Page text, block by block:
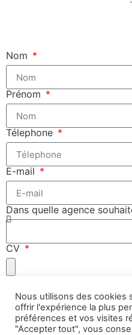
Nous utilisons des cookies
offrir l'expérience la plus
préférences et vos visites
"Accepter tout", vous
Nom
Prénom
Télephone
E-mail
Dans quelle agence
CV
J'accepte de faire partie